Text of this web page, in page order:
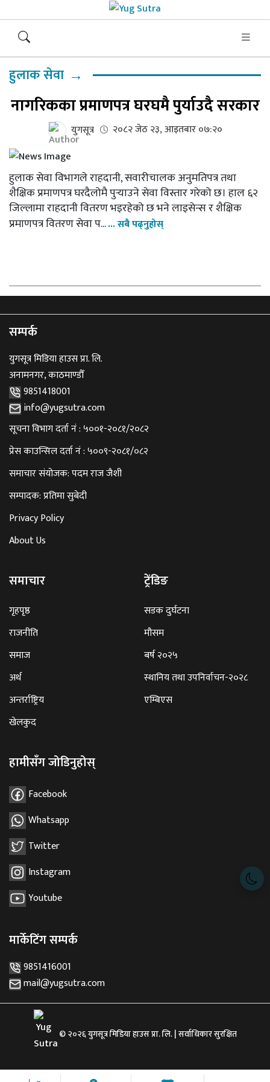
हुलाक सेवा →
नागरिकका प्रमाणपत्र घरघमै पुर्याउदै सरकार
युगसूत्र २०८२ जेठ २३, आइतबार ०७:२०
हुलाक सेवा विभागले राहदानी, सवारीचालक अनुमतिपत्र तथा
शैक्षिक प्रमाणपत्र घरदैलोमै पुर्‍याउने सेवा विस्तार गरेको छ। हाल ६२
जिल्लामा राहदानी वितरण भइरहेको छ भने लाइसेन्स र शैक्षिक
प्रमाणपत्र वितरण सेवा प...... सबै पढ्नुहोस्
सम्पर्क
युगसूत्र मिडिया हाउस प्रा. लि.
अनामनगर, काठमाण्डौँ
9851418001
info@yugsutra.com
सूचना विभाग दर्ता नं : ५००१-२०८१/२०८२
प्रेस काउन्सिल दर्ता नं : ५००९-२०८१/०८२
समाचार संयोजक: पदम राज जैशी
सम्पादक: प्रतिमा सुबेदी
Privacy Policy
About Us
समाचार
गृहपृष्ठ
राजनीति
समाज
अर्थ
अन्तर्राष्ट्रिय
खेलकुद
ट्रेंडिङ
सडक दुर्घटना
मौसम
बर्ष २०२५
स्थानिय तथा उपनिर्वाचन-२०२८
एम्बिएस
हामीसँग जोडिनुहोस्
Facebook
Whatsapp
Twitter
Instagram
Youtube
मार्केटिंग सम्पर्क
9851416001
mail@yugsutra.com
© २०२६ युगसूत्र मिडिया हाउस प्रा. लि. | सर्वाधिकार सुरक्षित